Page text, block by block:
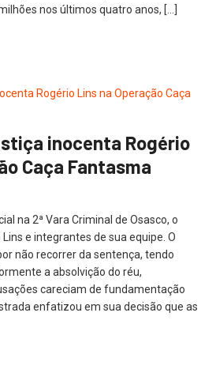
nos últimos quatro anos, […]
inocenta Rogério
Caça Fantasma
na 2ª Vara Criminal de Osasco, o
e integrantes de sua equipe. O
não recorrer da sentença, tendo
a absolvição do réu,
careciam de fundamentação
enfatizou em sua decisão que as